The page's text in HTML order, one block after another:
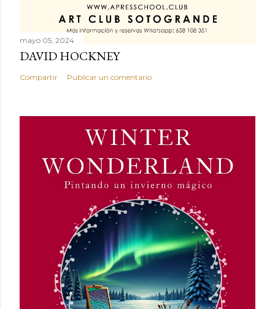
mayo 05, 2024
DAVID HOCKNEY
Compartir Publicar un comentario